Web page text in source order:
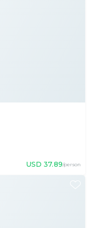
USD 37.89/person